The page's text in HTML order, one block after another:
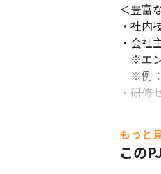
エンジ
＜豊富
・社内
・会社
※エン
※例：
・研修
＜安定
人材会
ます。
もっと
この